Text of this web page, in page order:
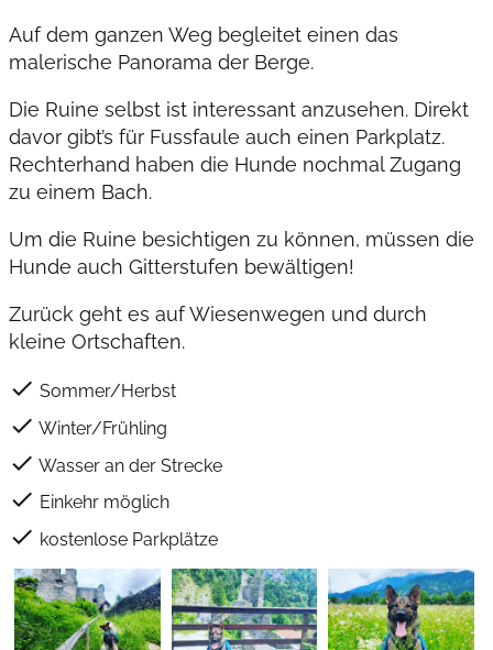
Auf dem ganzen Weg begleitet einen das
malerische Panorama der Berge.
Die Ruine selbst ist interessant anzusehen. Direkt
davor gibt’s für Fussfaule auch einen Parkplatz.
Rechterhand haben die Hunde nochmal Zugang
zu einem Bach.
Um die Ruine besichtigen zu können, müssen die
Hunde auch Gitterstufen bewältigen!
Zurück geht es auf Wiesenwegen und durch
kleine Ortschaften.
check Sommer/Herbst
check Winter/Frühling
check Wasser an der Strecke
check Einkehr möglich
check kostenlose Parkplätze